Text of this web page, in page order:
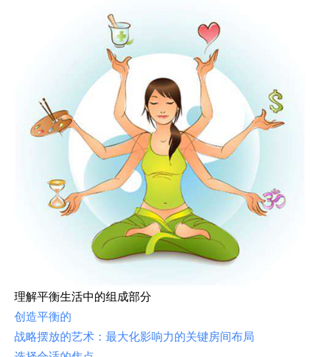
理解平衡生活中的组成部分
创造平衡的
战略摆放的艺术：最大化影响力的关键房间布局